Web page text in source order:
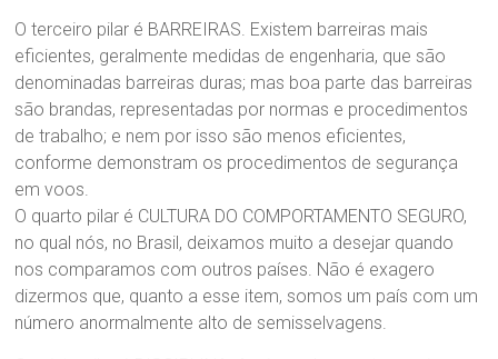
O terceiro pilar é BARREIRAS. Existem barreiras mais
eficientes, geralmente medidas de engenharia, que são
denominadas barreiras duras; mas boa parte das barreiras
são brandas, representadas por normas e procedimentos
de trabalho; e nem por isso são menos eficientes,
conforme demonstram os procedimentos de segurança
em voos.
O quarto pilar é CULTURA DO COMPORTAMENTO SEGURO,
no qual nós, no Brasil, deixamos muito a desejar quando
nos comparamos com outros países. Não é exagero
dizermos que, quanto a esse item, somos um país com um
número anormalmente alto de semisselvagens.